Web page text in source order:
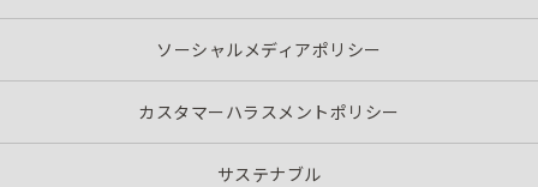
ソーシャルメディアポリシー
カスタマーハラスメントポリシー
サステナブル